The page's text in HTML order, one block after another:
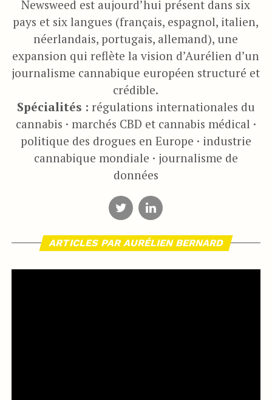
Newsweed est aujourd’hui présent dans six
pays et six langues (français, espagnol, italien,
néerlandais, portugais, allemand), une
expansion qui reflète la vision d’Aurélien d’un
journalisme cannabique européen structuré et
crédible.
Spécialités : régulations internationales du
cannabis · marchés CBD et cannabis médical ·
politique des drogues en Europe · industrie
cannabique mondiale · journalisme de
données
ARTICLES PAR AURÉLIEN BERNARD